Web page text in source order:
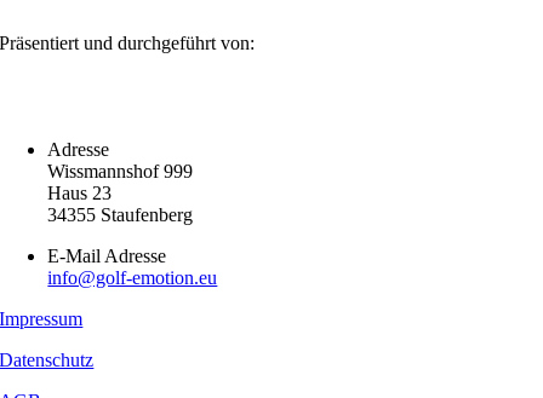
Präsentiert und durchgeführt von:
Adresse
Wissmannshof 999
Haus 23
34355 Staufenberg
E-Mail Adresse
info@golf-emotion.eu
Impressum
Datenschutz